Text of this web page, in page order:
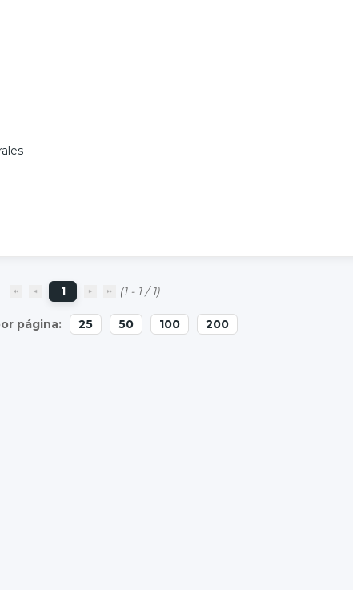
1 (1 - 1 / 1)
25 50 100 200